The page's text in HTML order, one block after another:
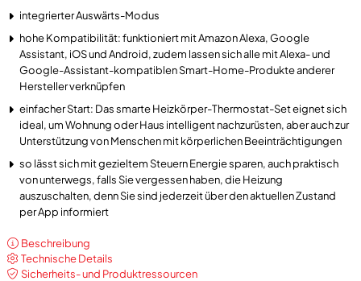
integrierter Auswärts-Modus
hohe Kompatibilität: funktioniert mit Amazon Alexa, Google
Assistant, iOS und Android, zudem lassen sich alle mit Alexa- und
Google-Assistant-kompatiblen Smart-Home-Produkte anderer
Hersteller verknüpfen
einfacher Start: Das smarte Heizkörper-Thermostat-Set eignet sich
ideal, um Wohnung oder Haus intelligent nachzurüsten, aber auch zur
Unterstützung von Menschen mit körperlichen Beeinträchtigungen
so lässt sich mit gezieltem Steuern Energie sparen, auch praktisch
von unterwegs, falls Sie vergessen haben, die Heizung
auszuschalten, denn Sie sind jederzeit über den aktuellen Zustand
per App informiert
Beschreibung
Technische Details
Sicherheits- und Produktressourcen